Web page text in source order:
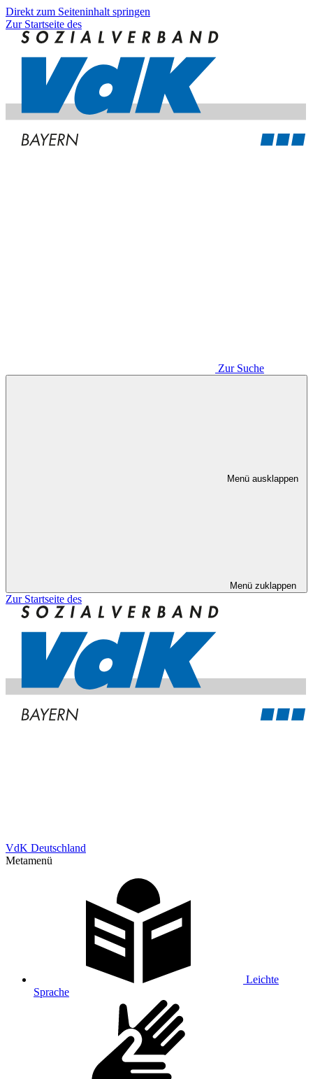
Direkt zum Seiteninhalt springen
Zur Startseite des
Zur Suche
Menü ausklappen
Menü zuklappen
Zur Startseite des
VdK Deutschland
Metamenü
Leichte
Sprache